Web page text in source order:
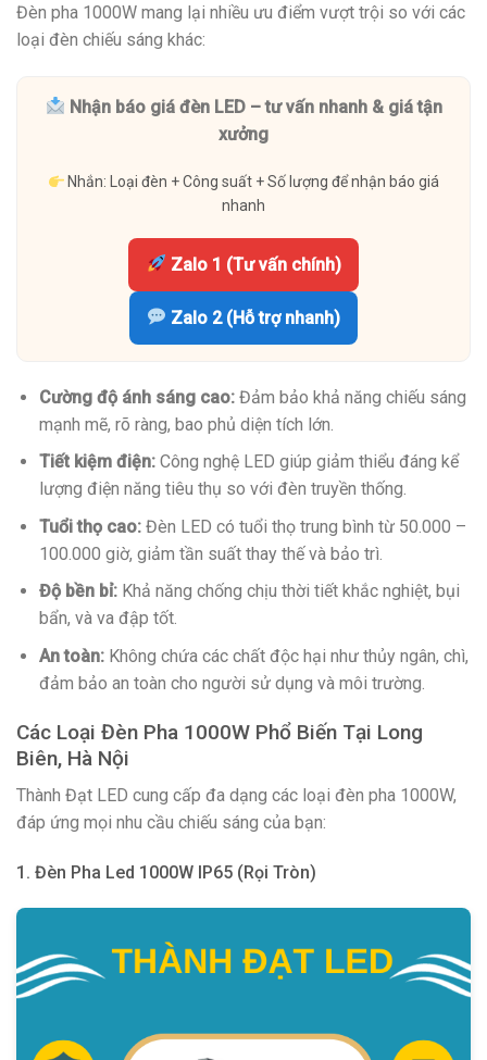
Đèn pha 1000W mang lại nhiều ưu điểm vượt trội so với các
loại đèn chiếu sáng khác:
Nhận báo giá đèn LED – tư vấn nhanh & giá tận
xưởng
Nhắn: Loại đèn + Công suất + Số lượng để nhận báo giá
nhanh
Zalo 1 (Tư vấn chính)
Zalo 2 (Hỗ trợ nhanh)
Cường độ ánh sáng cao:Đảm bảo khả năng chiếu sáng
mạnh mẽ, rõ ràng, bao phủ diện tích lớn.
Tiết kiệm điện:Công nghệ LED giúp giảm thiểu đáng kể
lượng điện năng tiêu thụ so với đèn truyền thống.
Tuổi thọ cao:Đèn LED có tuổi thọ trung bình từ 50.000 –
100.000 giờ, giảm tần suất thay thế và bảo trì.
Độ bền bỉ:Khả năng chống chịu thời tiết khắc nghiệt, bụi
bẩn, và va đập tốt.
An toàn:Không chứa các chất độc hại như thủy ngân, chì,
đảm bảo an toàn cho người sử dụng và môi trường.
Các Loại Đèn Pha 1000W Phổ Biến Tại Long
Biên, Hà Nội
Thành Đạt LED cung cấp đa dạng các loại đèn pha 1000W,
đáp ứng mọi nhu cầu chiếu sáng của bạn:
1. Đèn Pha Led 1000W IP65 (Rọi Tròn)